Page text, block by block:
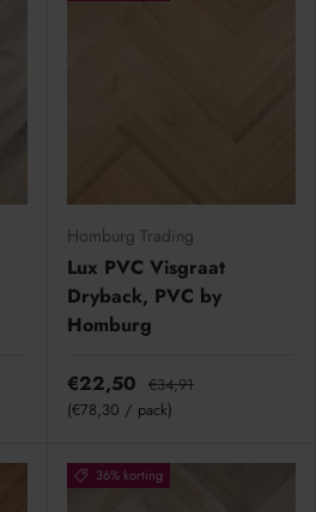
Homburg Trading
Lux PVC Visgraat
Dryback, PVC by
Homburg
€22,50 €34,91
Eenheid prijs
€78,30 / pack
36% korting